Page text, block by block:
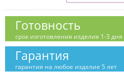
Готовность
срок изготовления изделия 1-3 дня
Гарантия
гарантия на любое изделие 5 лет